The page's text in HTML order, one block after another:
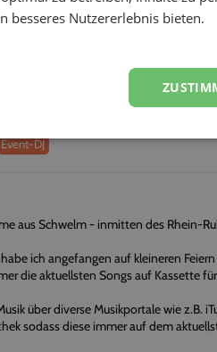
Eindruck vom Dienstleister
Event-DJ
aus Schwelm - inmitten des Rhein-
ich angefangen auf kleineren
die aktuellsten Songs auf Kassette
über diverse Musikportale wie z.B.
sodass diese immer auf dem
besseres Nutzererlebnis bieten.